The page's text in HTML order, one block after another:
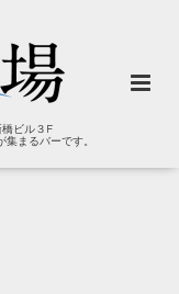
ビル３F
まるバーです。